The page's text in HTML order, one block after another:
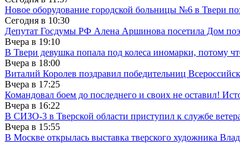
Новое оборудование городской больницы №6 в Твери
Сегодня в 10:30
Депутат Госдумы РФ Алена Аршинова посетила Дом
Вчера в 19:10
В Твери девушка попала под колеса иномарки, потому
Вчера в 18:00
Виталий Королев поздравил победительниц
Вчера в 17:25
Командовал боем до последнего и своих не оставил!
Вчера в 16:22
В СИЗО-3 в Тверской области приступил к службе
Вчера в 15:55
В Москве открылась выставка тверского художника